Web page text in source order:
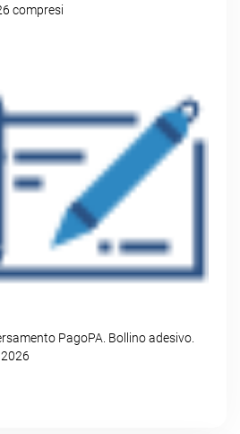
compresi
PagoPA. Bollino adesivo.